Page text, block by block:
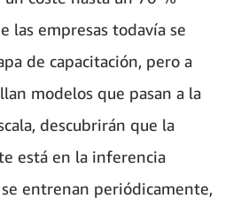
las empresas todavía se
de capacitación, pero a
modelos que pasan a la
descubrirán que la
está en la inferencia
entrenan periódicamente,